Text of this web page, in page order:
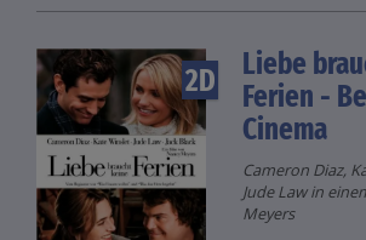
2D
Liebe
Ferien -
Cinema
Cameron Diaz,
Jude Law in
Meyers